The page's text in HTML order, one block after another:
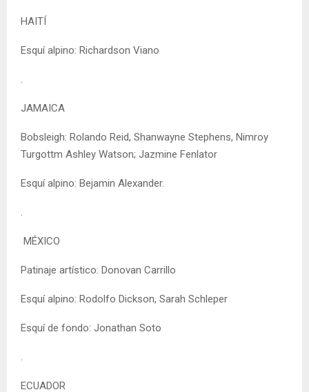
HAITÍ
Esquí alpino: Richardson Viano
.
JAMAICA
Bobsleigh: Rolando Reid, Shanwayne Stephens, Nimroy
Turgottm Ashley Watson; Jazmine Fenlator
Esquí alpino: Bejamin Alexander.
.
MÉXICO
Patinaje artístico: Donovan Carrillo
Esquí alpino: Rodolfo Dickson, Sarah Schleper
Esquí de fondo: Jonathan Soto
.
ECUADOR